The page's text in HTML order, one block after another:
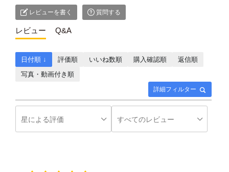
ーポン割引が適用されて
レビューを書く 質問する
レビュー Q&A
詳細フィルター
日付順 ↓ 評価順 いいね数順 購入確認順
返信順
写真・動画付き順